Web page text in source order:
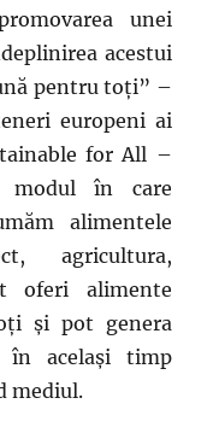
unei
acestui
pentru toţi” –
europeni ai
for All –
modul în care
alimentele
agricultura,
oferi alimente
și pot genera
în același timp
mediul.